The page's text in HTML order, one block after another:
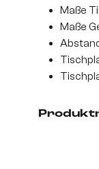
Maße
Maße